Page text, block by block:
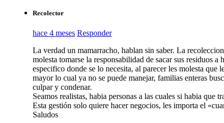
Recolector
hace 4 meses Responder
La verdad un mamarracho, hablan sin saber. La
molesta tomarse la responsabilidad de sacar sus residuos
especifico donde se lo necesita, al parecer les molesta que
mayor lo cual ya no se puede manejar, familias enteras
culpar y condenar.
Seamos realistas, habia personas a las cuales si habia
Esta gestión solo quiere hacer negocios, les importa el
Saludos